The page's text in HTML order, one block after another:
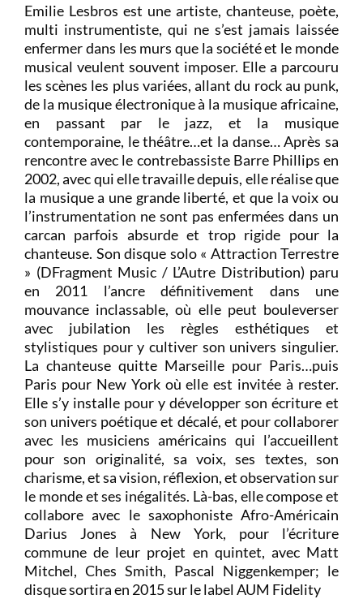
Emilie Lesbros est une artiste, chanteuse, poète,
multi instrumentiste, qui ne s’est jamais laissée
enfermer dans les murs que la société et le monde
musical veulent souvent imposer. Elle a parcouru
les scènes les plus variées, allant du rock au punk,
de la musique électronique à la musique africaine,
en passant par le jazz, et la musique
contemporaine, le théâtre…et la danse… Après sa
rencontre avec le contrebassiste Barre Phillips en
2002, avec qui elle travaille depuis, elle réalise que
la musique a une grande liberté, et que la voix ou
l’instrumentation ne sont pas enfermées dans un
carcan parfois absurde et trop rigide pour la
chanteuse. Son disque solo « Attraction Terrestre
» (DFragment Music / L’Autre Distribution) paru
en 2011 l’ancre définitivement dans une
mouvance inclassable, où elle peut bouleverser
avec jubilation les règles esthétiques et
stylistiques pour y cultiver son univers singulier.
La chanteuse quitte Marseille pour Paris…puis
Paris pour New York où elle est invitée à rester.
Elle s’y installe pour y développer son écriture et
son univers poétique et décalé, et pour collaborer
avec les musiciens américains qui l’accueillent
pour son originalité, sa voix, ses textes, son
charisme, et sa vision, réflexion, et observation sur
le monde et ses inégalités. Là-bas, elle compose et
collabore avec le saxophoniste Afro-Américain
Darius Jones à New York, pour l’écriture
commune de leur projet en quintet, avec Matt
Mitchel, Ches Smith, Pascal Niggenkemper; le
disque sortira en 2015 sur le label AUM Fidelity